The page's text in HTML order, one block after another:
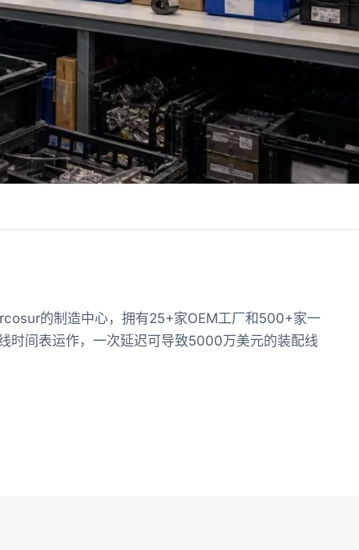
的制造中心，拥有25+家OEM工厂和500+家一
时间表运作，一次延迟可导致5000万美元的装配线